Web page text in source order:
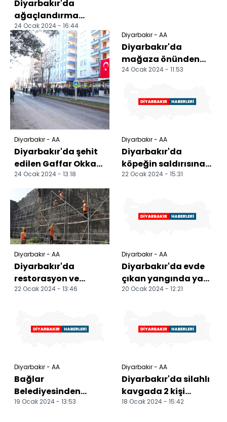
Diyarbakır'da
ağaçlandırma
çalışmaları sürüyor
24 Ocak 2024 - 16:44
Diyarbakır - AA
Diyarbakır'da şehit
edilen Gaffar Okkan
ve 5 polis memuru
törenle anıldı
24 Ocak 2024 - 13:18
Diyarbakır - AA
Diyarbakır'da
mağaza önünden
pantolon çalınması
kamerasında
24 Ocak 2024 - 11:53
Diyarbakır - AA
Diyarbakır'da
köpeğin saldırısına
uğrayan çocuk
22 Ocak 2024 - 15:31
Diyarbakır - AA
Diyarbakır'da
restorasyon ve
kentsel dönüşüm
22 Ocak 2024 - 13:46
Diyarbakır - AA
Diyarbakır'da evde
çıkan yangında yaşlı
adam hayatını
20 Ocak 2024 - 12:21
Diyarbakır - AA
Bağlar
Belediyesinden
temizlik çalışması
19 Ocak 2024 - 13:53
Diyarbakır - AA
Diyarbakır'da silahlı
kavgada 2 kişi
yaralandı
18 Ocak 2024 - 15:42